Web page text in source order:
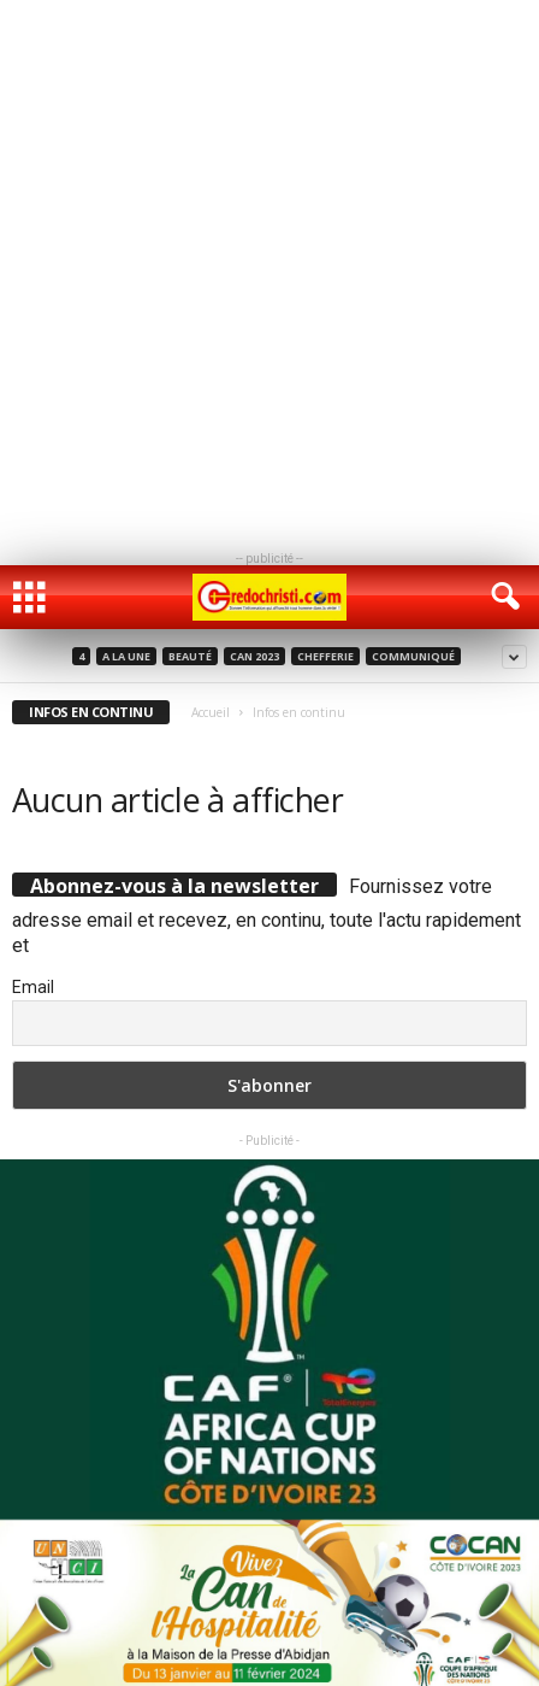
-- publicité --
4 A LA UNE BEAUTÉ CAN 2023 CHEFFERIE COMMUNIQUÉ
INFOS EN CONTINU Accueil Infos en continu
Aucun article à afficher
Abonnez-vous à la newsletter
Fournissez votre
adresse email et recevez, en continu, toute l'actu rapidement
et
Email
- Publicité -